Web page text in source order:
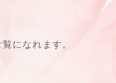
になれます。